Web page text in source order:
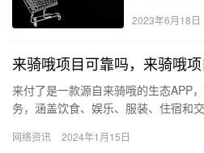
2023年6月18日
来骑哦项目可靠吗，来骑哦项
来付了是一款源自来骑哦的生态APP
务，涵盖饮食、娱乐、服装、住宿和
网的发…
网络资讯 2024年1月15日